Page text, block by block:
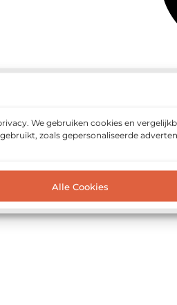
We gebruiken cookies en
zoals gepersonaliseerde
Alle Cookies
online volgen De voordelen